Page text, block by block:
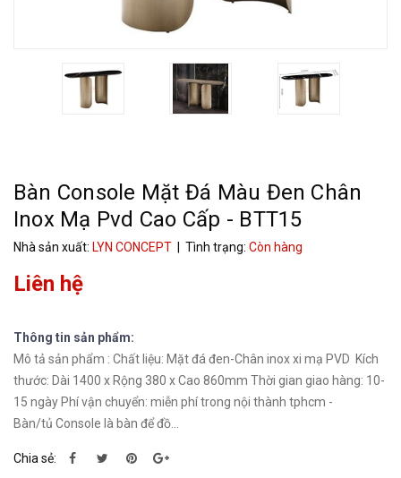
Bàn Console Mặt Đá Màu Đen Chân
Inox Mạ Pvd Cao Cấp - BTT15
Nhà sản xuất: LYN CONCEPT | Tình trạng: Còn hàng
Liên hệ
Thông tin sản phẩm:
Mô tả sản phẩm : Chất liệu: Mặt đá đen-Chân inox xi mạ PVD Kích
thước: Dài 1400 x Rộng 380 x Cao 860mm Thời gian giao hàng: 10-
15 ngày Phí vận chuyển: miễn phí trong nội thành tphcm -
Bàn/tủ Console là bàn để đồ...
Chia sẻ: